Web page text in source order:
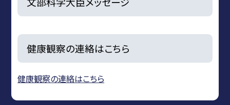
健康観察の連絡はこちら
健康観察の連絡はこちら